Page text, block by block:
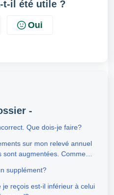
t-il été utile ?
Oui
-
Que dois-je faire?
sur mon relevé annuel
augmentées. Comment
supplément?
je reçois est-il inférieur à celui